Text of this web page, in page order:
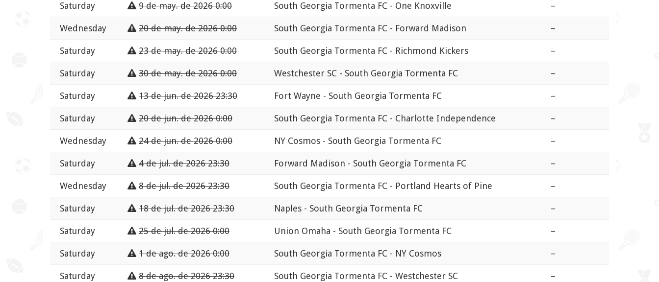
Saturday 9 de may. de 2026 0:00 South Georgia Tormenta FC - One Knoxville –
Wednesday 20 de may. de 2026 0:00 South Georgia Tormenta FC - Forward Madison –
Saturday 23 de may. de 2026 0:00 South Georgia Tormenta FC - Richmond Kickers –
Saturday 30 de may. de 2026 0:00 Westchester SC - South Georgia Tormenta FC –
Saturday 13 de jun. de 2026 23:30 Fort Wayne - South Georgia Tormenta FC –
Saturday 20 de jun. de 2026 0:00 South Georgia Tormenta FC - Charlotte Independence –
Wednesday 24 de jun. de 2026 0:00 NY Cosmos - South Georgia Tormenta FC –
Saturday 4 de jul. de 2026 23:30 Forward Madison - South Georgia Tormenta FC –
Wednesday 8 de jul. de 2026 23:30 South Georgia Tormenta FC - Portland Hearts of Pine –
Saturday 18 de jul. de 2026 23:30 Naples - South Georgia Tormenta FC –
Saturday 25 de jul. de 2026 0:00 Union Omaha - South Georgia Tormenta FC –
Saturday 1 de ago. de 2026 0:00 South Georgia Tormenta FC - NY Cosmos –
Saturday 8 de ago. de 2026 23:30 South Georgia Tormenta FC - Westchester SC –